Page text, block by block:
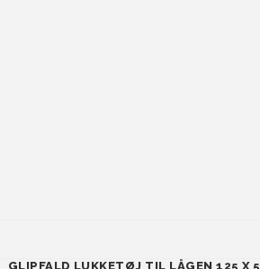
GLIPFALD LUKKETØJ TIL LÅGEN 125 X